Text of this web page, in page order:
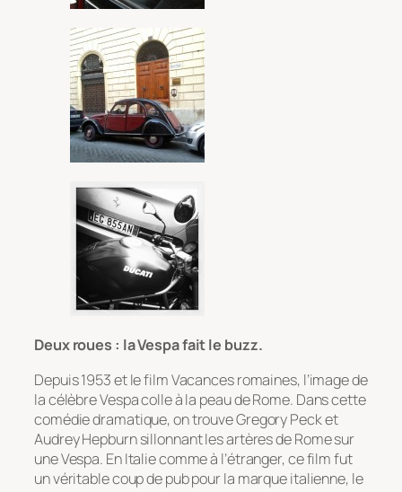
Deux roues : la Vespa fait le buzz.
Depuis 1953 et le film Vacances romaines, l’image de
la célèbre Vespa colle à la peau de Rome. Dans cette
comédie dramatique, on trouve Gregory Peck et
Audrey Hepburn sillonnant les artères de Rome sur
une Vespa. En Italie comme à l’étranger, ce film fut
un véritable coup de pub pour la marque italienne, le